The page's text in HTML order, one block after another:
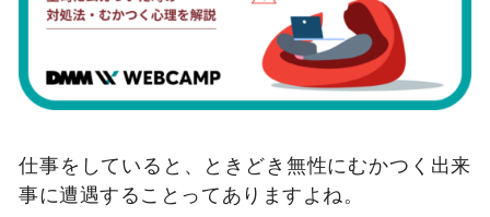
仕事をしていると、ときどき無性にむかつく出来
事に遭遇することってありますよね。